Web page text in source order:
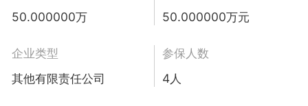
50.000000万
50.000000万元
企业类型
其他有限责任公司
参保人数
4人